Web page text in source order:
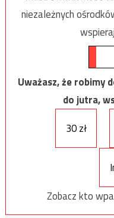
niezależnych
Uważasz, że robimy
do jutra,
30 zł
Zobacz kto